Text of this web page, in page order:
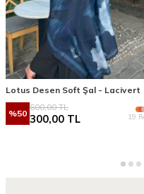
Lotus Desen Soft Şal - Lacivert
%50
600,00TL
300,00 TL 19